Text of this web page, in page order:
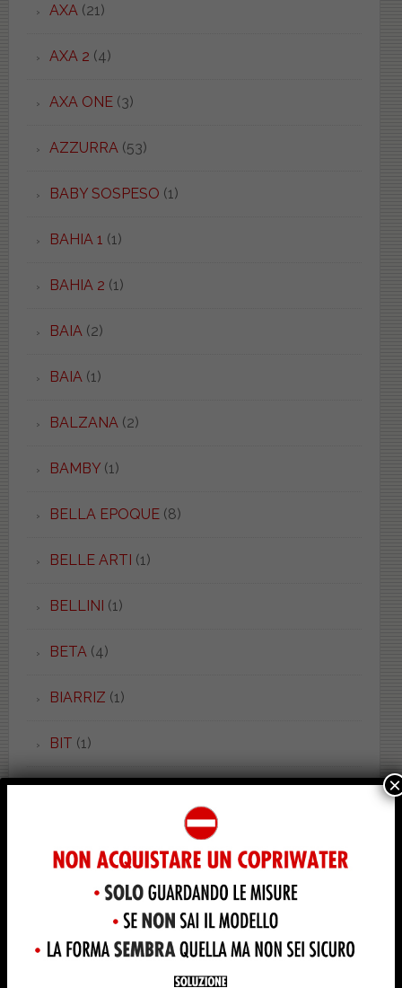
AXA (21)
AXA 2 (4)
AXA ONE(3)
AZZURRA (53)
BABY SOSPESO (1)
BAHIA 1 (1)
BAHIA 2 (1)
BAIA (2)
BAIA (1)
BALZANA (2)
BAMBY(1)
BELLA EPOQUE(8)
BELLE ARTI (1)
BELLINI (1)
BETA (4)
BIARRIZ (1)
BIT (1)
BOHEME(2)
(3)
BOWL 50.37(1)
×